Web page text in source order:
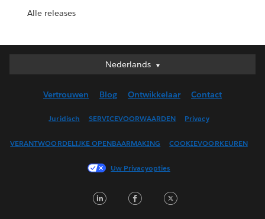
Alle releases
Nederlands
Nederlands
English (UK)
Français (Canada)
Français (France)
日本語
Vertrouwen Blog Ontwikkelaar Contact
Juridisch SERVICEVOORWAARDEN Privacy
VERANTWOORDELIJKE OPENBAARMAKING COOKIEVOORKEUREN
Uw Privacyopties
LinkedInFacebook